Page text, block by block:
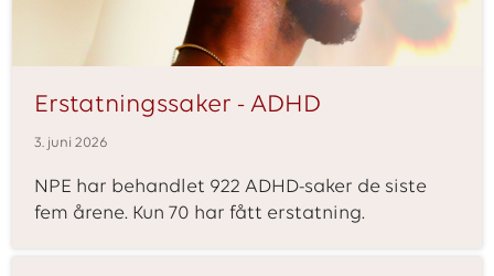
Erstatningssaker - ADHD
3. juni 2026
NPE har behandlet 922 ADHD-saker de siste
fem årene. Kun 70 har fått erstatning.